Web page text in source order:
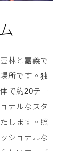
林と嘉義で
所です。独
で約20テー
ナルなスタ
します。照
ショナルな